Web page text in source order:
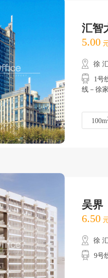
汇智
5.00
徐
1号
线－徐
100m
吴界
6.50
徐
9号